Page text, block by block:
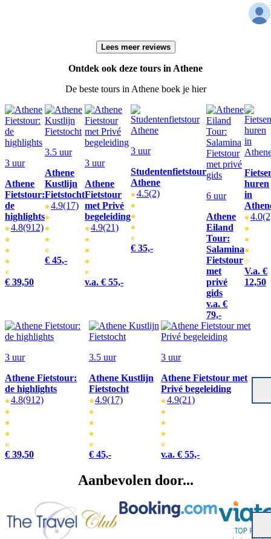
Lees meer reviews
Ontdek ook deze tours in Athene
De beste tours in Athene boek je hier
3 uur
Athene
Fietstour:
de
highlights
4.8(912)
€ 39,50
3.5 uur
Athene
Kustlijn
Fietstocht
4.9(17)
€ 45,-
3 uur
Athene
Fietstour
met Privé
begeleiding
4.9(21)
v.a. € 55,-
3 uur
Studentenfietstour
Athene
4.5(2)
€ 35,-
6 uur
Athene
Eiland
Tour:
Salamina
Fietstour
met
privé
gids
v.a. €
79,-
huren
in
4.0
V.a. €
12,50
3 uur
Athene Fietstour:
de highlights
4.8(912)
€ 39,50
3.5 uur
Athene Kustlijn
Fietstocht
4.9(17)
€ 45,-
3 uur
Athene Fietstour met
Privé begeleiding
4.9(21)
v.a. € 55,-
Aanbevolen door...